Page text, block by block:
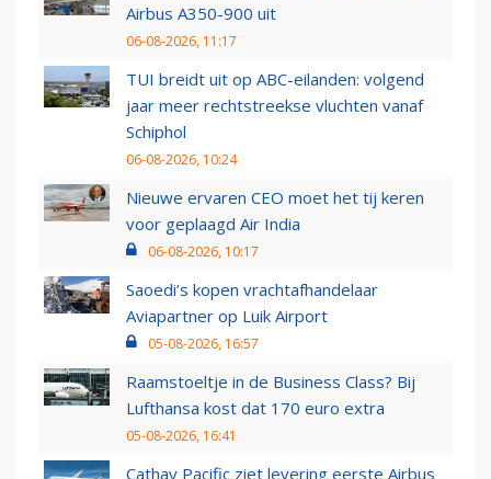
Airbus A350-900 uit
06-08-2026, 11:17
TUI breidt uit op ABC-eilanden: volgend
jaar meer rechtstreekse vluchten vanaf
Schiphol
06-08-2026, 10:24
Nieuwe ervaren CEO moet het tij keren
voor geplaagd Air India
06-08-2026, 10:17
Saoedi’s kopen vrachtafhandelaar
Aviapartner op Luik Airport
05-08-2026, 16:57
Raamstoeltje in de Business Class? Bij
Lufthansa kost dat 170 euro extra
05-08-2026, 16:41
Cathay Pacific ziet levering eerste Airbus